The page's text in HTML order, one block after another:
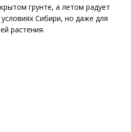
грунте, а летом радует
Сибири, но даже для
растения.